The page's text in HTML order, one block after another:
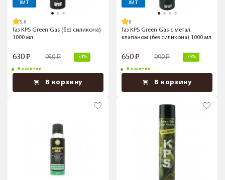
ХИТ
5.0
Газ KPS Green Gas (без силикона)
1000 мл
630 950 -34%
В наличии
В корзину
ХИТ
Газ KPS Green Gas с метал.
клапаном (без силикона) 1000 мл
650 990 -35%
В наличии
В корзину